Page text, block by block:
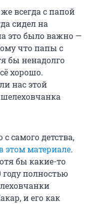
всегда с папой
сидел на
это было важно —
что папы с
бы ненадолго
хорошо.
нас этой
самого детства,
этом материале.
бы какие-то
году полностью
и его как